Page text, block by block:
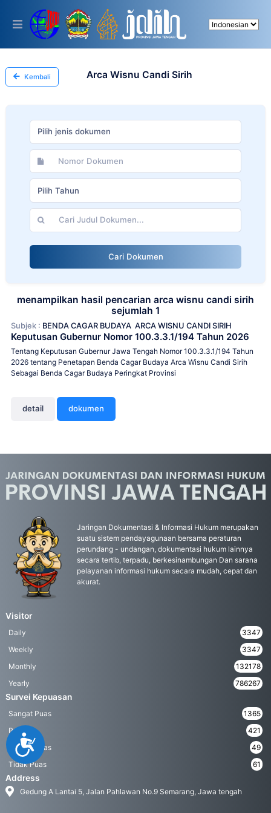
This
includes
accessibility
system.
Accessibility
Kembali Arca Wisnu Candi Sirih
Pilih jenis dokumen
Pilih Tahun
Cari Dokumen
menampilkan hasil pencarian arca wisnu candi sirih
sejumlah 1
Subjek : BENDA CAGAR BUDAYA ARCA WISNU CANDI SIRIH
Keputusan Gubernur Nomor 100.3.3.1/194 Tahun 2026
Tentang Keputusan Gubernur Jawa Tengah Nomor 100.3.3.1/194 Tahun
2026 tentang Penetapan Benda Cagar Budaya Arca Wisnu Candi Sirih
Sebagai Benda Cagar Budaya Peringkat Provinsi
detail dokumen
Jaringan Dokumentasi & Informasi Hukum merupakan
suatu sistem pendayagunaan bersama peraturan
perundang - undangan, dokumentasi hukum lainnya
secara tertib, terpadu, berkesinambungan Dan sarana
pelayanan informasi hukum secara mudah, cepat dan
akurat.
Visitor
Daily
3347
Weekly
3347
Monthly
132178
Yearly
786267
Survei Kepuasan
Sangat Puas
1365
Puas
421
Kurang Puas
49
Tidak Puas
61
Address
Gedung A Lantai 5, Jalan Pahlawan No.9 Semarang, Jawa tengah